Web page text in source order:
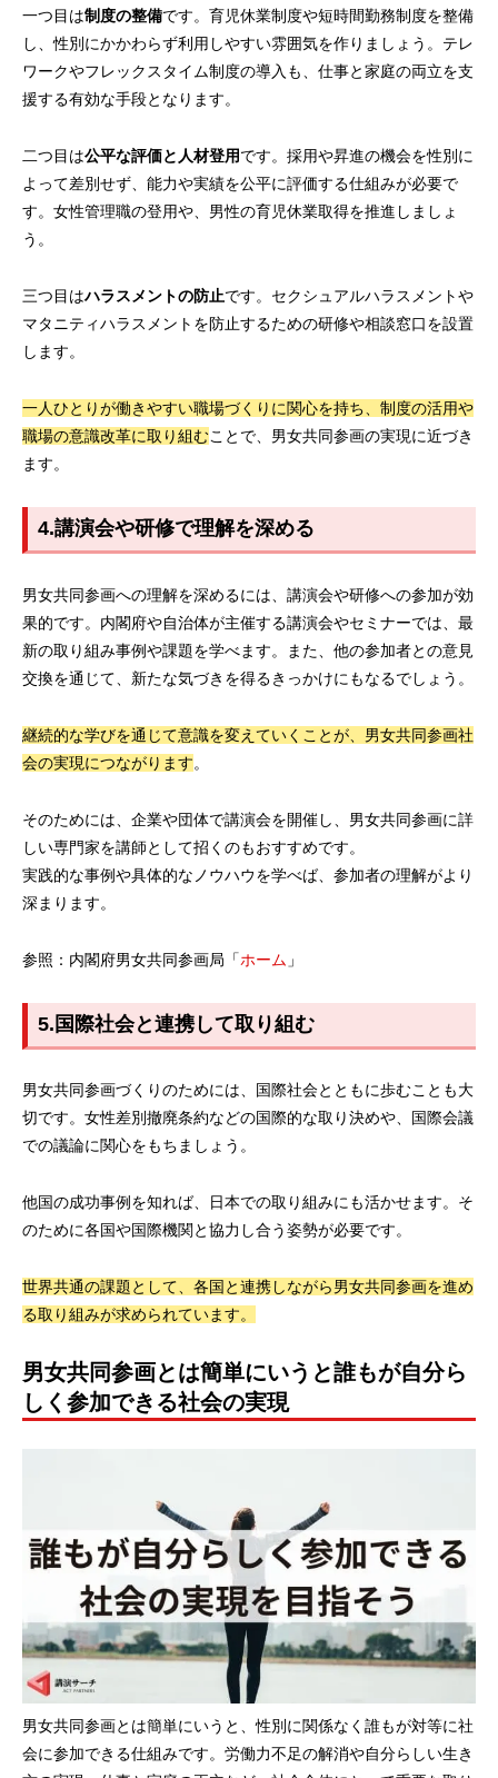
一つ目は制度の整備です。育児休業制度や短時間勤務制度を整備
し、性別にかかわらず利用しやすい雰囲気を作りましょう。テレ
ワークやフレックスタイム制度の導入も、仕事と家庭の両立を支
援する有効な手段となります。
二つ目は公平な評価と人材登用です。採用や昇進の機会を性別に
よって差別せず、能力や実績を公平に評価する仕組みが必要で
す。女性管理職の登用や、男性の育児休業取得を推進しましょ
う。
三つ目はハラスメントの防止です。セクシュアルハラスメントや
マタニティハラスメントを防止するための研修や相談窓口を設置
します。
一人ひとりが働きやすい職場づくりに関心を持ち、制度の活用や
職場の意識改革に取り組むことで、男女共同参画の実現に近づき
ます。
4.講演会や研修で理解を深める
男女共同参画への理解を深めるには、講演会や研修への参加が効
果的です。内閣府や自治体が主催する講演会やセミナーでは、最
新の取り組み事例や課題を学べます。また、他の参加者との意見
交換を通じて、新たな気づきを得るきっかけにもなるでしょう。
継続的な学びを通じて意識を変えていくことが、男女共同参画社
会の実現につながります。
そのためには、企業や団体で講演会を開催し、男女共同参画に詳
しい専門家を講師として招くのもおすすめです。
実践的な事例や具体的なノウハウを学べば、参加者の理解がより
深まります。
参照：内閣府男女共同参画局「ホーム 」
5.国際社会と連携して取り組む
男女共同参画づくりのためには、国際社会とともに歩むことも大
切です。女性差別撤廃条約などの国際的な取り決めや、国際会議
での議論に関心をもちましょう。
他国の成功事例を知れば、日本での取り組みにも活かせます。そ
のために各国や国際機関と協力し合う姿勢が必要です。
世界共通の課題として、各国と連携しながら男女共同参画を進め
る取り組みが求められています。
男女共同参画とは簡単にいうと誰もが自分ら
しく参加できる社会の実現
男女共同参画とは簡単にいうと、性別に関係なく誰もが対等に社
会に参加できる仕組みです。労働力不足の解消や自分らしい生き